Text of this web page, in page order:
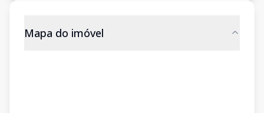
Mapa do imóvel